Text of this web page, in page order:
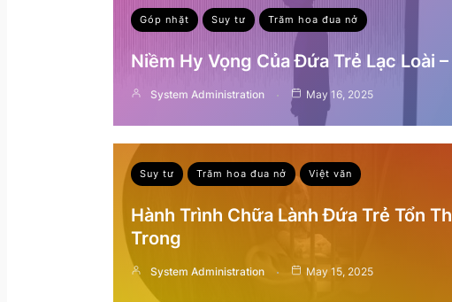
Góp nhặt Suy tư Trăm hoa đua nở
Niềm Hy Vọng Của Đứa Trẻ Lạc Loài
System Administration May 16, 2025
Suy tư Trăm hoa đua nở Việt văn
Hành Trình Chữa Lành Đứa Trẻ Tổn
Trong
System Administration May 15, 2025